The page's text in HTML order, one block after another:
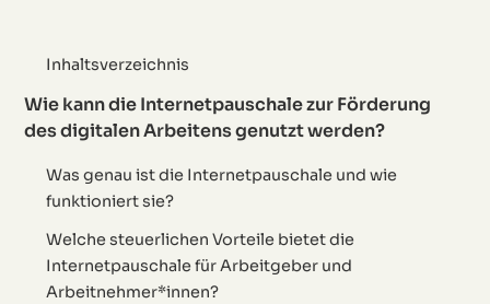
Inhaltsverzeichnis
Wie kann die Internetpauschale zur Förderung
des digitalen Arbeitens genutzt werden?
Was genau ist die Internetpauschale und wie
funktioniert sie?
Welche steuerlichen Vorteile bietet die
Internetpauschale für Arbeitgeber und
Arbeitnehmer*innen?